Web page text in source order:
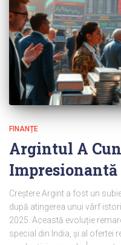
FINANȚE
Argintul A
Impresionantă
Creștere Argint a fost un
după atingerea unui vârf
2025. Această evoluție
special din India, și al ofertei